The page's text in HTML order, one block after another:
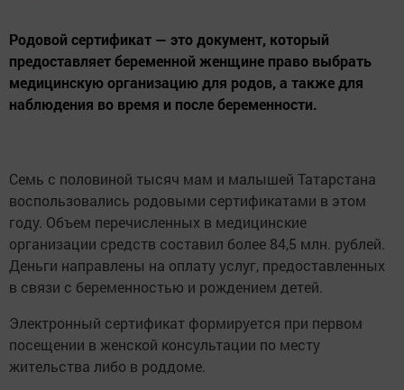
Родовой сертификат — это документ, который
предоставляет беременной женщине право выбрать
медицинскую организацию для родов, а также для
наблюдения во время и после беременности.
Семь с половиной тысяч мам и малышей Татарстана
воспользовались родовыми сертификатами в этом
году. Объем перечисленных в медицинские
организации средств составил более 84,5 млн. рублей.
Деньги направлены на оплату услуг, предоставленных
в связи с беременностью и рождением детей.
Электронный сертификат формируется при первом
посещении в женской консультации по месту
жительства либо в роддоме.